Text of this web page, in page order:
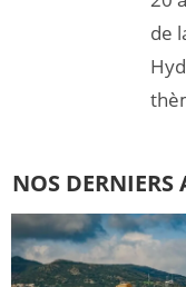
de
NOS DERNIERS